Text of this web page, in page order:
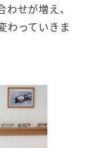
せが増え、
わっていきま